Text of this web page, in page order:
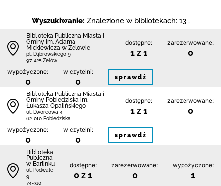
Wyszukiwanie: Znalezione w bibliotekach: 13 .
Biblioteka Publiczna Miasta i
Gminy im. Adama
Mickiewicza w Zelowie
pl. Dąbrowskiego 9
97-425 Zelów
dostępne:
1 z 1
zarezerwowane:
0
wypożyczone:
0
w czytelni:
0 sprawdź
Biblioteka Publiczna Miasta i
Gminy Pobiedziska im.
Łukasza Opalińskiego
ul. Dworcowa 4
62-010 Pobiedziska
dostępne:
1 z 1
zarezerwowane:
0
wypożyczone:
0
w czytelni:
0 sprawdź
Biblioteka
Publiczna
w Barlinku
ul. Podwale
9
74-320
dostępne:
0 z 1
zarezerwowane:
0
wypożyczone:
1